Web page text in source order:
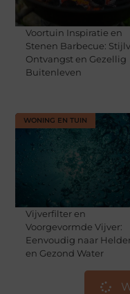
Voortuin Inspiratie en
Stenen Barbecue:
Ontvangst en Gezellig
Buitenleven
WONING EN TUIN
Vijverfilter en
Voorgevormde Vijver:
Eenvoudig naar
en Gezond Water